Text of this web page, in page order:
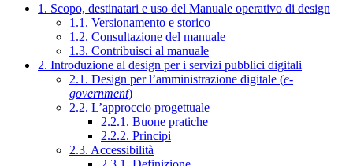
1. Scopo, destinatari e uso del Manuale operativo di design
1.1. Versionamento e storico
1.2. Consultazione del manuale
1.3. Contribuisci al manuale
2. Introduzione al design per i servizi pubblici digitali
2.1. Design per l’amministrazione digitale (e-
government)
2.2. L’approccio progettuale
2.2.1. Buone pratiche
2.2.2. Principi
2.3. Accessibilità